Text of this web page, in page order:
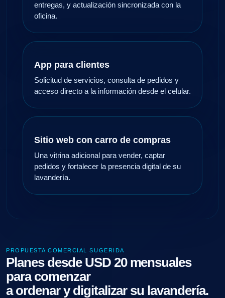
entregas, y actualización sincronizada con la
oficina.
App para clientes
Solicitud de servicios, consulta de pedidos y
acceso directo a la información desde el celular.
Sitio web con carro de compras
Una vitrina adicional para vender, captar
pedidos y fortalecer la presencia digital de su
lavandería.
PROPUESTA COMERCIAL SUGERIDA
Planes desde USD 20 mensuales
para comenzar
a ordenar y digitalizar su lavandería.